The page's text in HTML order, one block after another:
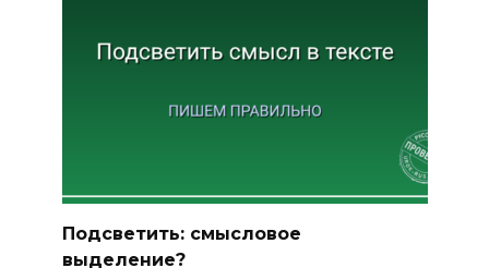
Подсветить: смысловое
выделение?